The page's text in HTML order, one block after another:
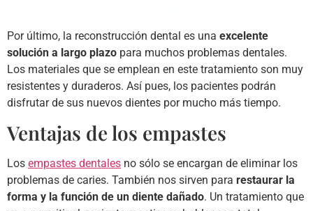
Por último, la reconstrucción dental es una excelente
solución a largo plazo para muchos problemas dentales.
Los materiales que se emplean en este tratamiento son muy
resistentes y duraderos. Así pues, los pacientes podrán
disfrutar de sus nuevos dientes por mucho más tiempo.
Ventajas de los empastes
Los empastes dentales no sólo se encargan de eliminar los
problemas de caries. También nos sirven para restaurar la
forma y la función de un diente dañado. Un tratamiento que